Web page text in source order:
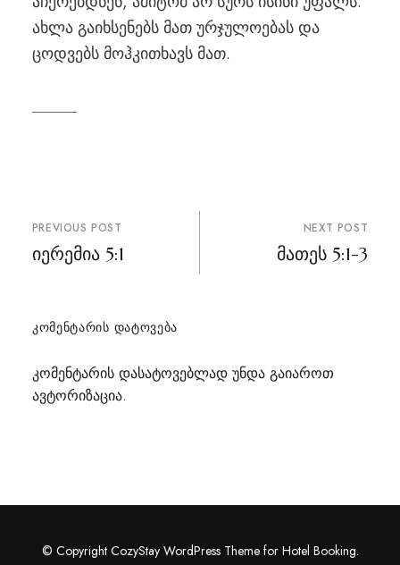
ახლა გაიხსენებს მათ ურჯულოებას და
ცოდვებს მოჰკითხავს მათ.
პოსტის
ნავიგაცია
PREVIOUS POST
იერემია 5:1
NEXT POST
მათეს 5:1-3
ᲙᲝᲛᲔᲜᲢᲐᲠᲘᲡ ᲓᲐᲢᲝᲕᲔᲑᲐ
კომენტარის დასატოვებლად უნდა გაიაროთ
ავტორიზაცია.
© Copyright CozyStay WordPress Theme for Hotel Booking.